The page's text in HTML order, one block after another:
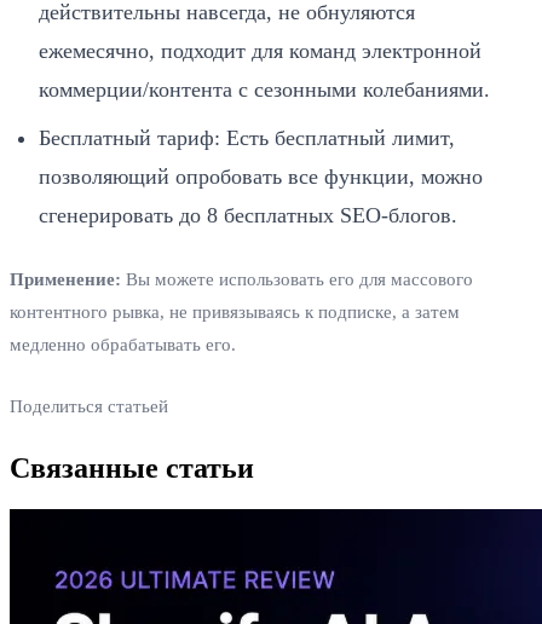
действительны навсегда, не обнуляются
ежемесячно, подходит для команд электронной
коммерции/контента с сезонными колебаниями.
Бесплатный тариф: Есть бесплатный лимит,
позволяющий опробовать все функции, можно
сгенерировать до 8 бесплатных SEO-блогов.
Применение: Вы можете использовать его для массового
контентного рывка, не привязываясь к подписке, а затем
медленно обрабатывать его.
Поделиться статьей
Связанные статьи